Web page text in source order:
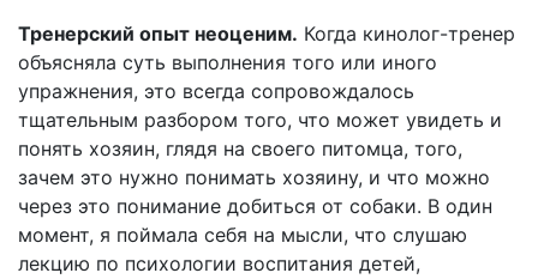
Тренерский опыт неоценим. Когда кинолог-тренер
объясняла суть выполнения того или иного
упражнения, это всегда сопровождалось
тщательным разбором того, что может увидеть и
понять хозяин, глядя на своего питомца, того,
зачем это нужно понимать хозяину, и что можно
через это понимание добиться от собаки. В один
момент, я поймала себя на мысли, что слушаю
лекцию по психологии воспитания детей,